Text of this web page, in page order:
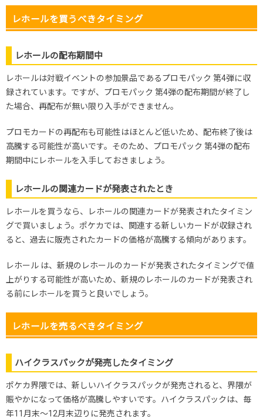
レホールを買うべきタイミング
レホールの配布期間中
レホールは対戦イベントの参加景品であるプロモパック 第4弾に収
録されています。ですが、プロモパック 第4弾の配布期間が終了し
た場合、再配布が無い限り入手ができません。
プロモカードの再配布も可能性はほとんど低いため、配布終了後は
高騰する可能性が高いです。そのため、プロモパック 第4弾の配布
期間中にレホールを入手しておきましょう。
レホールの関連カードが発表されたとき
レホールを買うなら、レホールの関連カードが発表されたタイミン
グで買いましょう。ポケカでは、関連する新しいカードが収録され
ると、過去に販売されたカードの価格が高騰する傾向があります。
レホール は、 新規のレホールのカードが発表されたタイミングで値
上がりする可能性が高いため、 新規のレホールのカードが発表され
る前にレホールを買うと良いでしょう。
レホールを売るべきタイミング
ハイクラスパックが発売したタイミング
ポケカ界隈では、新しいハイクラスパックが発売されると、界隈が
賑やかになって価格が高騰しやすいです。ハイクラスパックは、毎
年11月末～12月末辺りに発売されます。